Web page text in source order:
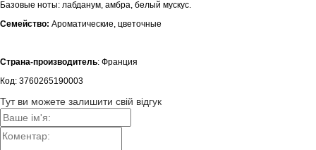
Базовые ноты: лабданум, амбра, белый мускус.
Семейство: Ароматические, цветочные
Страна-производитель: Франция
Код: 3760265190003
Тут ви можете залишити свій відгук